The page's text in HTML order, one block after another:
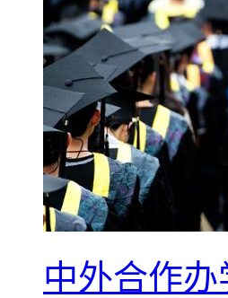
中外合作